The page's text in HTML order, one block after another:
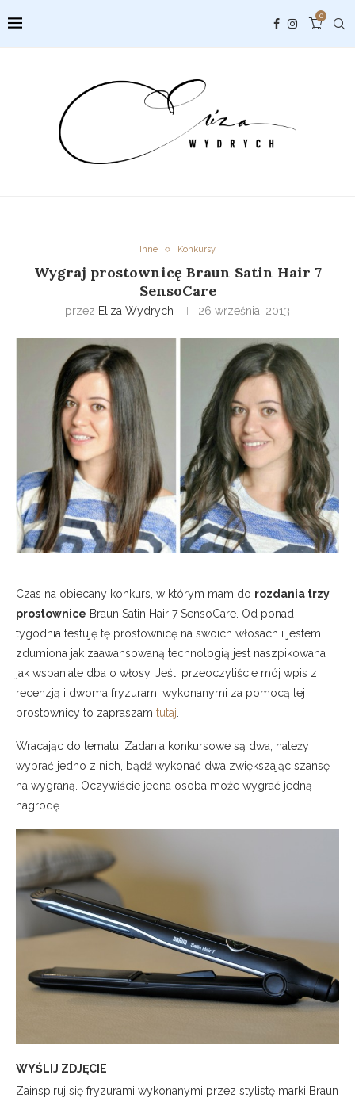
0
Inne Konkursy
Wygraj prostownicę Braun Satin Hair 7
SensoCare
przez Eliza Wydrych 26 września, 2013
Czas na obiecany konkurs, w którym mam do rozdania trzy
prostownice Braun Satin Hair 7 SensoCare. Od ponad
tygodnia testuję tę prostownicę na swoich włosach i jestem
zdumiona jak zaawansowaną technologią jest naszpikowana i
jak wspaniale dba o włosy. Jeśli przeoczyliście mój wpis z
recenzją i dwoma fryzurami wykonanymi za pomocą tej
prostownicy to zapraszam tutaj
Wracając do tematu. Zadania konkursowe są dwa, należy
wybrać jedno z nich, bądź wykonać dwa zwiększając szansę
na wygraną. Oczywiście jedna osoba może wygrać jedną
nagrodę.
WYŚLIJ ZDJĘCIE
Zainspiruj się fryzurami wykonanymi przez stylistę marki Braun